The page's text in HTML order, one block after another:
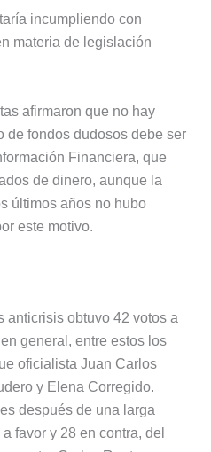
incumpliendo con
materia de legislación
afirmaron que no hay
de fondos dudosos debe ser
Financiera, que
de dinero, aunque la
últimos años no hubo
este motivo.
anticrisis obtuvo 42 votos a
general, entre estos los
oficialista Juan Carlos
y Elena Corregido.
después de una larga
favor y 28 en contra, del